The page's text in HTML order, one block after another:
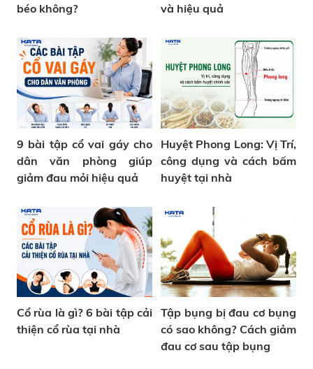
béo không?
và hiệu quả
9 bài tập cổ vai gáy cho
dân văn phòng giúp
giảm đau mỏi hiệu quả
Huyệt Phong Long: Vị Trí,
công dụng và cách bấm
huyệt tại nhà
Cổ rùa là gì? 6 bài tập cải
thiện cổ rùa tại nhà
Tập bụng bị đau cơ bụng
có sao không? Cách giảm
đau cơ sau tập bụng